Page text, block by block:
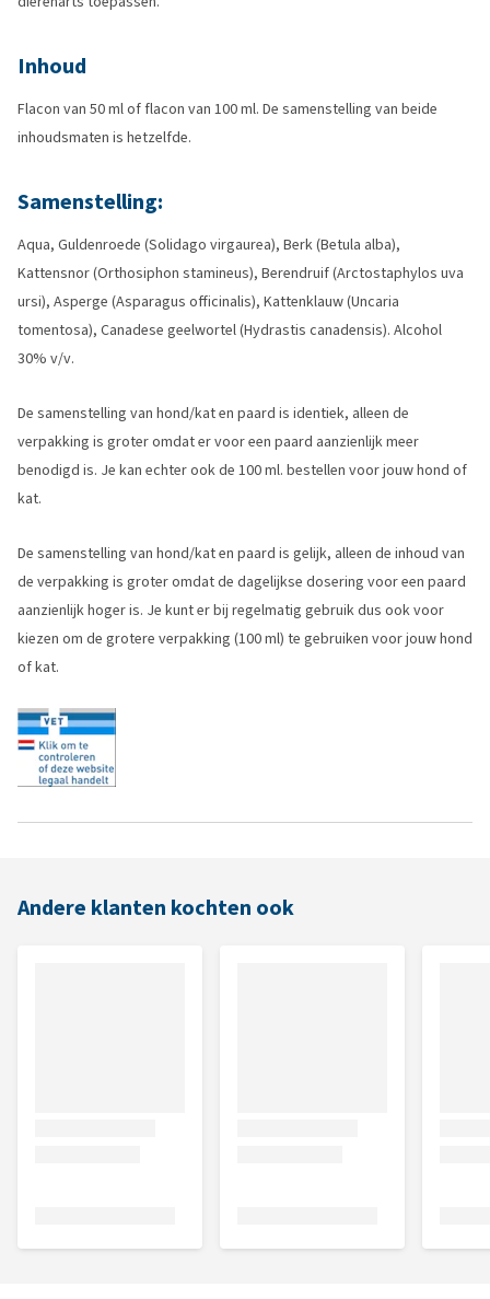
Inhoud
Flacon van 50 ml of flacon van 100 ml. De samenstelling van beide
inhoudsmaten is hetzelfde.
Samenstelling:
Aqua, Guldenroede (Solidago virgaurea), Berk (Betula alba),
Kattensnor (Orthosiphon stamineus), Berendruif (Arctostaphylos uva
ursi), Asperge (Asparagus officinalis), Kattenklauw (Uncaria
tomentosa), Canadese geelwortel (Hydrastis canadensis). Alcohol
30% v/v.
De samenstelling van hond/kat en paard is identiek, alleen de
verpakking is groter omdat er voor een paard aanzienlijk meer
benodigd is. Je kan echter ook de 100 ml. bestellen voor jouw hond of
kat.
De samenstelling van hond/kat en paard is gelijk, alleen de inhoud van
de verpakking is groter omdat de dagelijkse dosering voor een paard
aanzienlijk hoger is. Je kunt er bij regelmatig gebruik dus ook voor
kiezen om de grotere verpakking (100 ml) te gebruiken voor jouw hond
of kat.
Andere klanten kochten ook